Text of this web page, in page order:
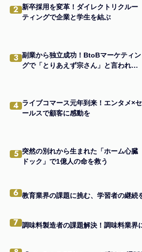
2 新卒採用を変革！ダイレクトリクルー
ティングで企業と学生を結ぶ
3 副業から独立成功！BtoBマーケティン
グで「とりあえず宗さん」と言われる
4 ライブコマース元年到来！エンタメ×セ
ールスで顧客に感動を
5 突然の別れから生まれた「ホーム心臓
ドック」で1億人の命を救う
6
7